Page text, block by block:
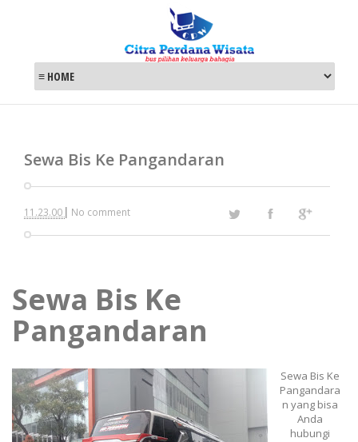
Sewa Bis Ke Pangandaran
11.23.00 | No comment
Sewa Bis Ke
Pangandaran
Sewa Bis Ke
Pangandara
n yang bisa
Anda
hubungi